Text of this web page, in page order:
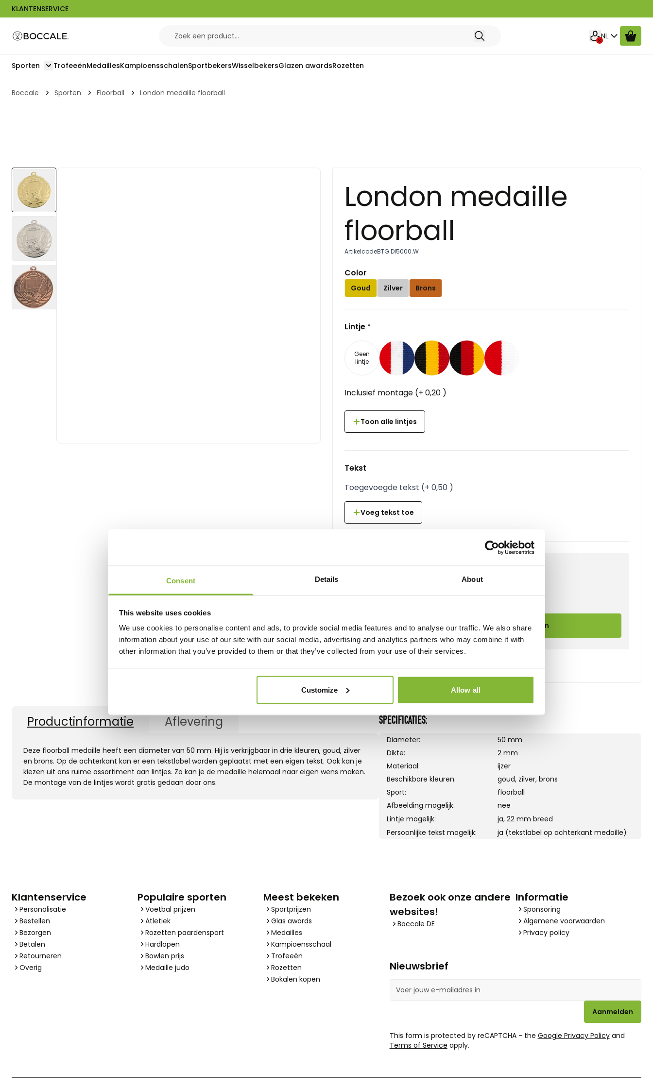
Consent Details About
This website uses cookies
We use cookies to personalise content and ads, to provide social media features and to analyse our traffic. We also share
information about your use of our site with our social media, advertising and analytics partners who may combine it with
other information that you’ve provided to them or that they’ve collected from your use of their services.
Customize Allow all
KLANTENSERVICE
Taal
NL
Sporten Toggle submenu for Sporten
TrofeeënMedaillesKampioensschalenSportbekersWisselbekersGlazen awardsRozetten
Boccale Sporten Floorball London medaille floorball
View larger image
View larger image
View larger image
London medaille
floorball
ArtikelcodeBTG.DI5000.W
Color
Goud Zilver Brons
Lintje *
Geen
lintje
Inclusief montage (+ 0,20 )
Toon alle lintjes
Tekst
Toegevoegde tekst (+ 0,50 )
Voeg tekst toe
Aantal In Winkelwagen
Deze floorball medaille heeft een diameter van 50 mm. Hij is verkrijgbaar in drie kleuren, goud, zilver
en brons. Op de achterkant kan er een tekstlabel worden geplaatst met een eigen tekst. Ook kan je
kiezen uit ons ruime assortiment aan lintjes. Zo kan je de medaille helemaal naar eigen wens maken.
De montage van de lintjes wordt gratis gedaan door ons.
Productinformatie Aflevering SPECIFICATIES:
Diameter:
50 mm
Dikte:
2 mm
Materiaal:
ijzer
Beschikbare kleuren:
goud, zilver, brons
Sport:
floorball
Afbeelding mogelijk:
nee
Lintje mogelijk:
ja, 22 mm breed
Persoonlijke tekst mogelijk:
ja (tekstlabel op achterkant medaille)
Klantenservice
Personalisatie
Bestellen
Bezorgen
Betalen
Retourneren
Overig
Populaire sporten
Voetbal prijzen
Atletiek
Rozetten paardensport
Hardlopen
Bowlen prijs
Medaille judo
Meest bekeken
Sportprijzen
Glas awards
Medailles
Kampioensschaal
Trofeeën
Rozetten
Bokalen kopen
Bezoek ook onze andere
websites!
Boccale DE
Informatie
Sponsoring
Algemene voorwaarden
Privacy policy
Nieuwsbrief
Aanmelden
This form is protected by reCAPTCHA - the Google Privacy Policyand
Terms of Service apply.